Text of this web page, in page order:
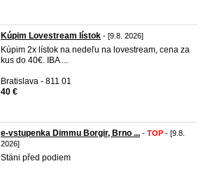
Kúpim Lovestream lístok - [9.8. 2026]
Kúpim 2x lístok na nedeľu na lovestream, cena za
kus do 40€. IBA ...
Bratislava - 811 01
40 €
e-vstupenka Dimmu Borgir, Brno ... - TOP - [9.8.
2026]
Stáni před podiem